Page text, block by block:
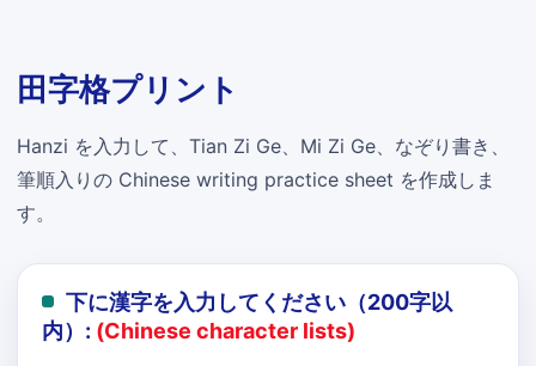
田字格プリント
Hanzi を入力して、Tian Zi Ge、Mi Zi Ge、なぞり書き、
筆順入りの Chinese writing practice sheet を作成しま
す。
下に漢字を入力してください（200字以
内）: (Chinese character lists)